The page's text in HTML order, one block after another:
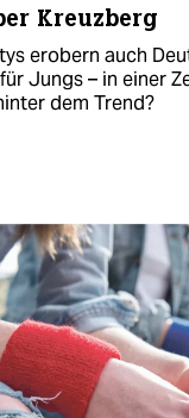
Kreuzberg
erobern auch
Jungs – in einer
dem Trend?